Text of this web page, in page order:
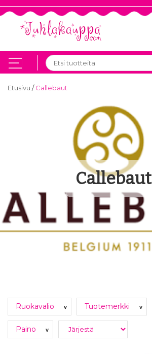
Etusivu /Callebaut
Callebaut
Ruokavalio v Tuotemerkki v
Paino v